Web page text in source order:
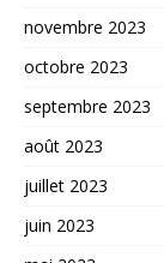
novembre 2023
octobre 2023
septembre 2023
août 2023
juillet 2023
juin 2023